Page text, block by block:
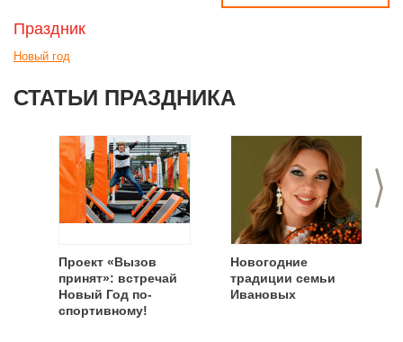
Праздник
Новый год
СТАТЬИ ПРАЗДНИКА
>
Проект «Вызов
принят»: встречай
Новый Год по-
спортивному!
Новогодние
традиции семьи
Ивановых